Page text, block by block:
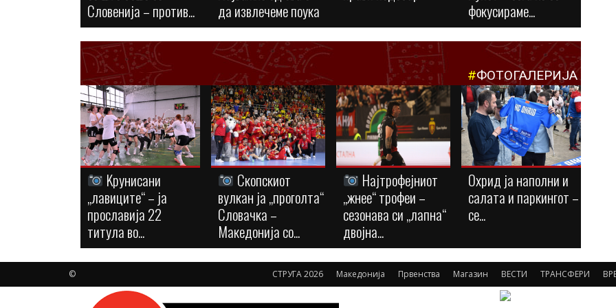
Словенија – против...
да извлечеме поука
фокусираме...
#ФОТОГАЛЕРИЈА
Kрунисани
„лавиците“ – ја
прославија 22
титула во...
Скопскиот
вулкан ја „проголта“
Словачка –
Македонија со...
Најтрофејниот
„жнее“ трофеи –
сезонава си „лапна“
двојна...
Охрид ја наполни и
салата и паркингот –
се...
СТРУГА 2026 Македонија Првенства Магазин ВЕСТИ ТРАНСФЕРИ
©